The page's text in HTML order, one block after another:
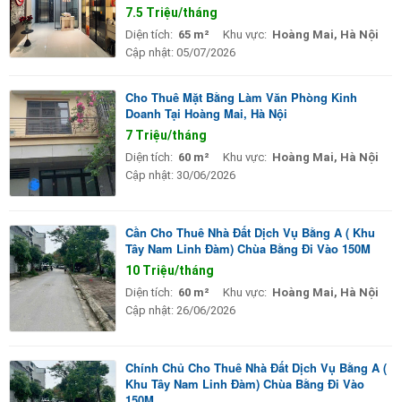
7.5 Triệu/tháng
Diện tích: 65 m² Khu vực: Hoàng Mai, Hà Nội
Cập nhật: 05/07/2026
Cho Thuê Mặt Bằng Làm Văn Phòng Kinh
Doanh Tại Hoàng Mai, Hà Nội
7 Triệu/tháng
Diện tích: 60 m² Khu vực: Hoàng Mai, Hà Nội
Cập nhật: 30/06/2026
Cần Cho Thuê Nhà Đất Dịch Vụ Bằng A ( Khu
Tây Nam Linh Đàm) Chùa Bằng Đi Vào 150M
10 Triệu/tháng
Diện tích: 60 m² Khu vực: Hoàng Mai, Hà Nội
Cập nhật: 26/06/2026
Chính Chủ Cho Thuê Nhà Đất Dịch Vụ Bằng A (
Khu Tây Nam Linh Đàm) Chùa Bằng Đi Vào